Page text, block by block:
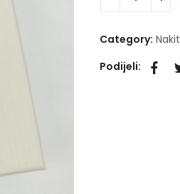
Category: Nakit
Podijeli: